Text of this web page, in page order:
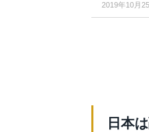
2019年10月
日本